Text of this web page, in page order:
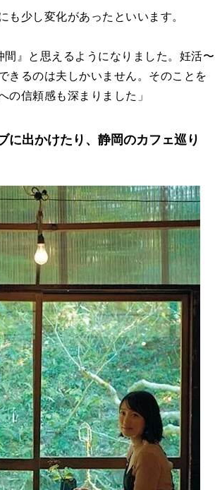
少し変化があったといいます。
』と思えるようになりました。妊活〜
きるのは夫しかいません。そのことを
信頼感も深まりました」
に出かけたり、静岡のカフェ巡り